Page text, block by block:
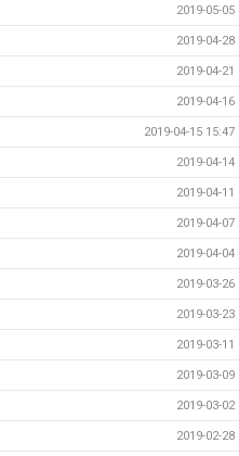
2019-05-05
2019-04-28
2019-04-21
2019-04-16
2019-04-15 15:47
2019-04-14
2019-04-11
2019-04-07
2019-04-04
2019-03-26
2019-03-23
2019-03-11
2019-03-09
2019-03-02
2019-02-28